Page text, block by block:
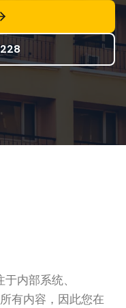
内部系统、
有内容，因此您在